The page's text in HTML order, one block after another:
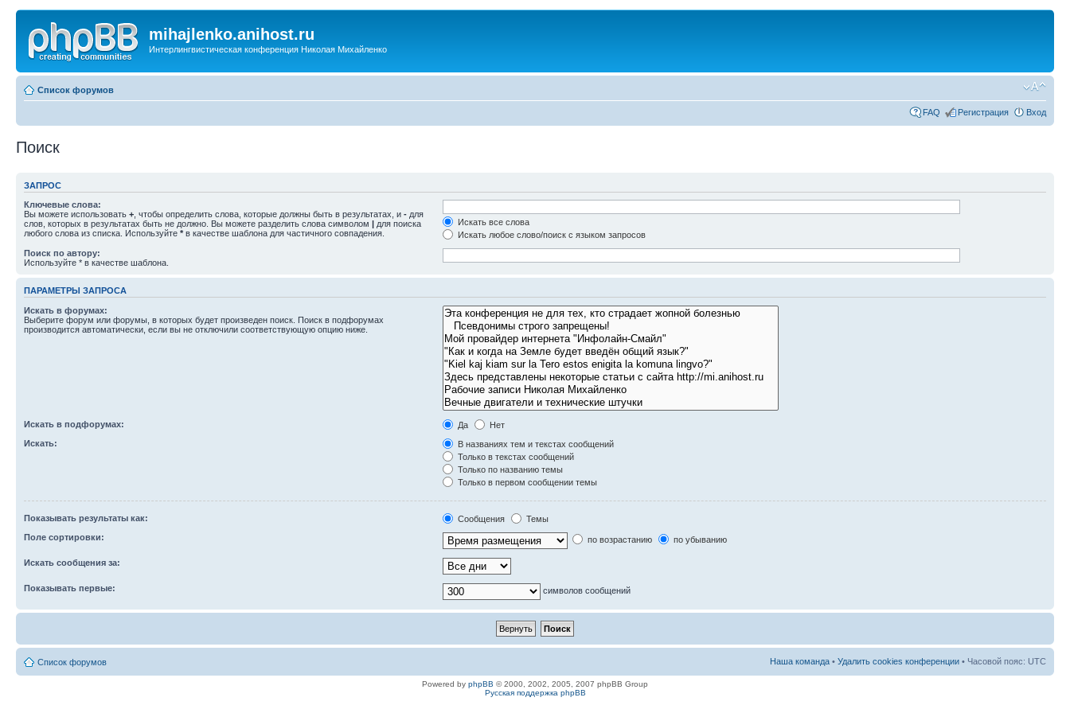
mihajlenko.anihost.ru
Интерлингвистическая конференция Николая Михайленко
Список форумов
FAQ Регистрация Вход
Поиск
ЗАПРОС
Ключевые слова:
Вы можете использовать + , чтобы определить слова, которые должны быть в результатах, и - для
слов, которых в результатах быть не должно. Вы можете разделить слова символом | для поиска
любого слова из списка. Используйте * в качестве шаблона для частичного совпадения.
Искать все слова
Искать любое слово/поиск с языком запросов
Поиск по автору:
Используйте * в качестве шаблона.
ПАРАМЕТРЫ ЗАПРОСА
Искать в форумах:
Выберите форум или форумы, в которых будет произведен поиск. Поиск в подфорумах
производится автоматически, если вы не отключили соответствующую опцию ниже.
Искать в подфорумах: Да
Нет
Искать:
В названиях тем и текстах сообщений
Только в текстах сообщений
Только по названию темы
Только в первом сообщении темы
Показывать результаты как: Сообщения
Темы
Поле сортировки:
по возрастанию по убыванию
Искать сообщения за:
Показывать первые: символов сообщений
Список форумов Наша команда • Удалить cookies конференции • Часовой пояс: UTC
Powered by phpBB © 2000, 2002, 2005, 2007 phpBB Group
Русская поддержка phpBB